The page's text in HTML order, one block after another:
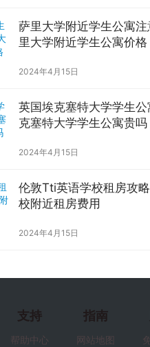
萨里大学附近学生公寓
里大学附近学生公寓价格
2024年4月15日
英国埃克塞特大学学生
克塞特大学学生公寓贵吗
2024年4月15日
伦敦Tti英语学校租房攻
校附近租房费用
2024年4月15日
支持
帮助中心
指南
网站地图